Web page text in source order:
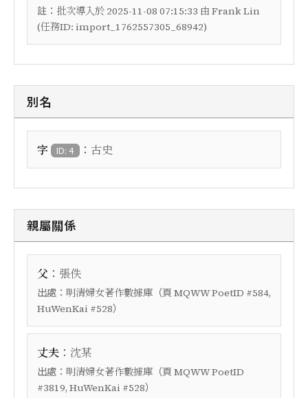
註： 批次導入於 2025-11-08 07:15:33 由 Frank Lin
(任務ID: import_1762557305_68942)
別名
字 ID: 4 ： 古史
親屬關係
父 ： 張佚
出處： 明清婦女著作數據庫 （頁 MQWW PoetID #584,
HuWenKai #528）
丈夫 ： 沈某
出處： 明清婦女著作數據庫 （頁 MQWW PoetID
#3819, HuWenKai #528）